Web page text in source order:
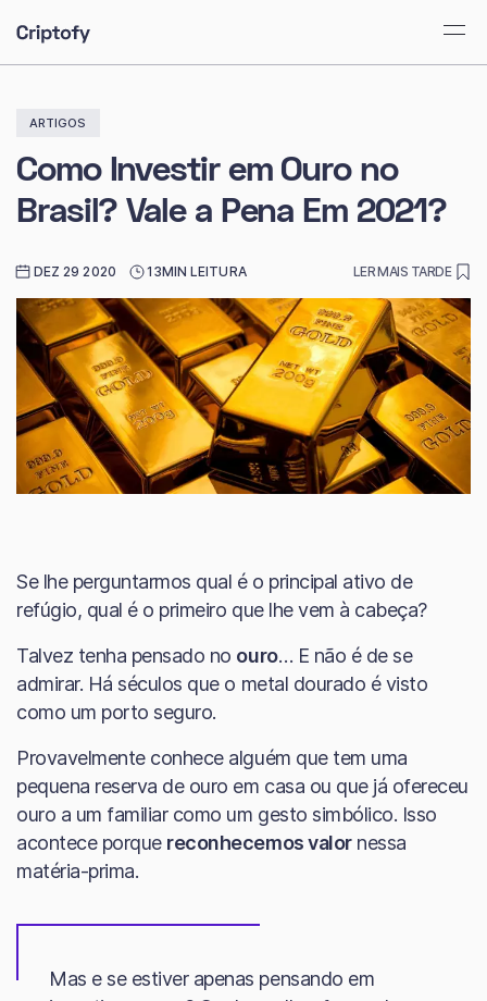
ARTIGOS
Como Investir em Ouro no
Brasil? Vale a Pena Em 2021?
DEZ 29 2020 13MIN LEITURA LER MAIS TARDE
Se lhe perguntarmos qual é o principal ativo de
refúgio, qual é o primeiro que lhe vem à cabeça?
Talvez tenha pensado no ouro… E não é de se
admirar. Há séculos que o metal dourado é visto
como um porto seguro.
Provavelmente conhece alguém que tem uma
pequena reserva de ouro em casa ou que já ofereceu
ouro a um familiar como um gesto simbólico. Isso
acontece porque reconhecemos valornessa
matéria-prima.
Mas e se estiver apenas pensando em